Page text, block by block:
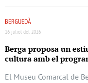
BERGUEDÀ
16 juliol del 2026
Berga proposa un
cultura amb el
El Museu Comarcal de